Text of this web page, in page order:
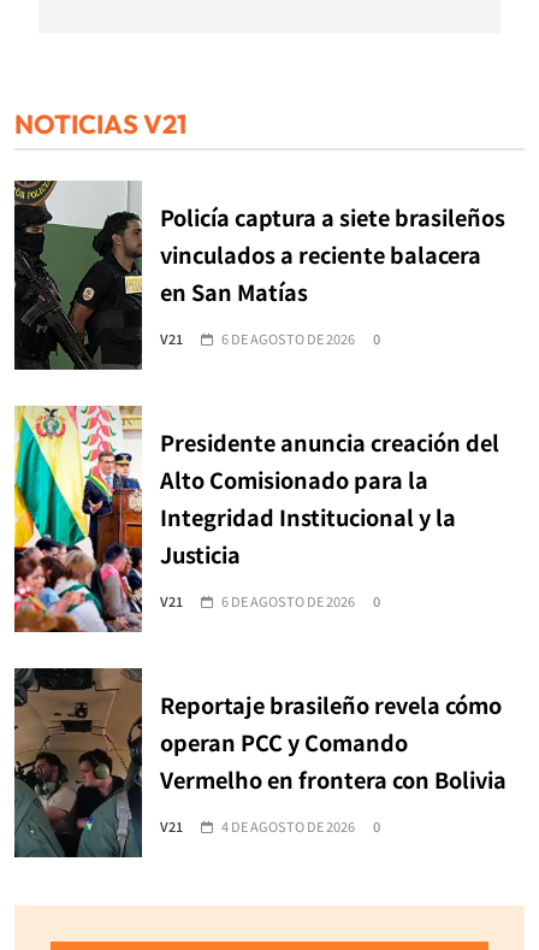
NOTICIAS V21
Policía captura a siete brasileños
vinculados a reciente balacera
en San Matías
V21 6 DE AGOSTO DE 2026 0
Presidente anuncia creación del
Alto Comisionado para la
Integridad Institucional y la
Justicia
V21 6 DE AGOSTO DE 2026 0
Reportaje brasileño revela cómo
operan PCC y Comando
Vermelho en frontera con Bolivia
V21 4 DE AGOSTO DE 2026 0